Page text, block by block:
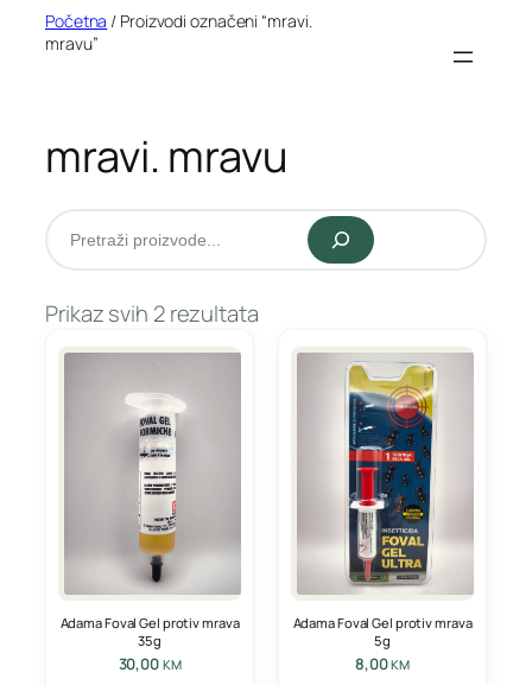
Početna / Proizvodi označeni “mravi.
mravu”
mravi. mravu
Pretraži
Prikaz svih 2 rezultata
Adama Foval Gel protiv mrava
35g
30,00 KM
Adama Foval Gel protiv mrava
5g
8,00KM